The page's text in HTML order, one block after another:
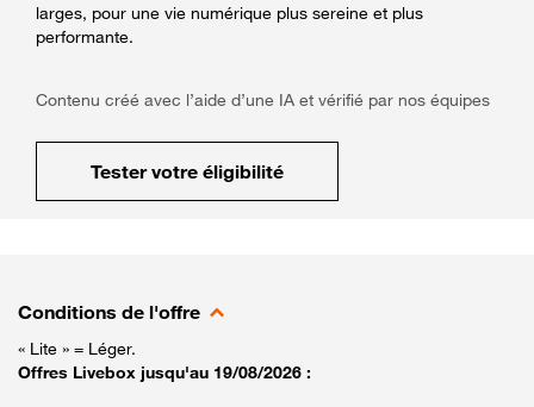
larges, pour une vie numérique plus sereine et plus
performante.
Contenu créé avec l’aide d’une IA et vérifié par nos équipes
Tester votre éligibilité
Conditions de l'offre
« Lite » = Léger.
Offres Livebox jusqu'au 19/08/2026 :